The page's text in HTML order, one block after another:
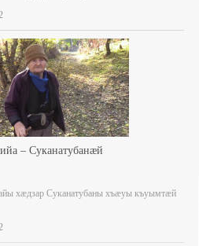
– Суканатубанæй
хæдзар Суканатубаны хъæуы къуымтæй